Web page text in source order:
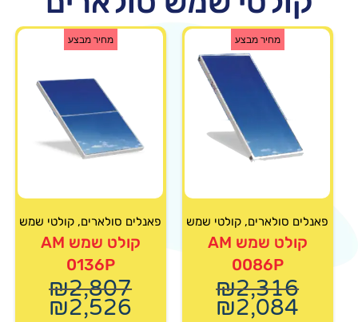
מחיר מבצע
פאנלים סולארים, קולטי שמש
קולט שמש AM
0086P
₪2,316
₪2,084
מחיר מבצע
פאנלים סולארים, קולטי שמש
קולט שמש AM
0136P
₪2,807
₪2,526